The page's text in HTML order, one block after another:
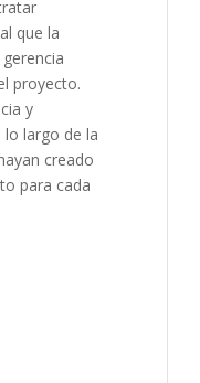
que la
proyecto.
y
largo de la
creado
para cada